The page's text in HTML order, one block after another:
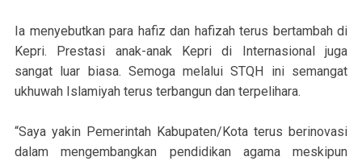
Ia menyebutkan para hafiz dan hafizah terus bertambah di
Kepri. Prestasi anak-anak Kepri di Internasional juga
sangat luar biasa. Semoga melalui STQH ini semangat
ukhuwah Islamiyah terus terbangun dan terpelihara.
“Saya yakin Pemerintah Kabupaten/Kota terus berinovasi
dalam mengembangkan pendidikan agama meskipun